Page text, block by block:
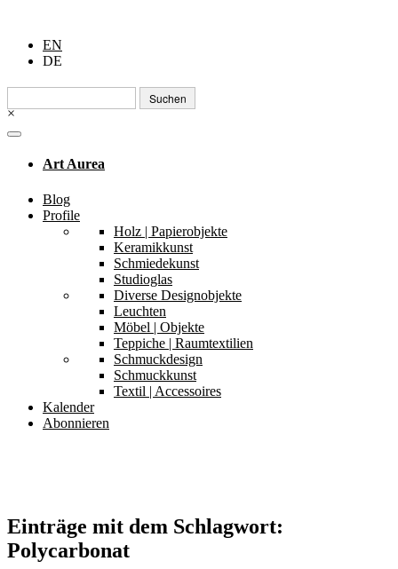
EN
DE
Suchen
nach:
×
Art Aurea
Blog
Profile
Holz | Papierobjekte
Keramikkunst
Schmiedekunst
Studioglas
Diverse Designobjekte
Leuchten
Möbel | Objekte
Teppiche | Raumtextilien
Schmuckdesign
Schmuckkunst
Textil | Accessoires
Kalender
Abonnieren
Einträge mit dem Schlagwort:
Polycarbonat